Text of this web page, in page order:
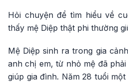
Hỏi chuyện để tìm hiểu về
thấy mệ Diệp thật phi thường
Mệ Diệp sinh ra trong gia
anh chị em, từ nhỏ mệ đã
giúp gia đình. Năm 28 tuổi